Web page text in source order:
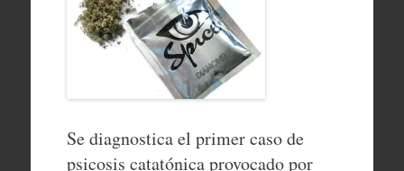
Se diagnostica el primer caso de
psicosis catatónica provocado por